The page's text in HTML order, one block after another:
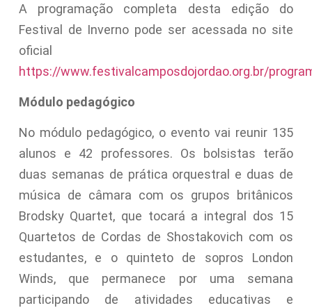
A programação completa desta edição do
Festival de Inverno pode ser acessada no site
oficial
https://www.festivalcamposdojordao.org.br/
Módulo pedagógico
No módulo pedagógico, o evento vai reunir 135
alunos e 42 professores. Os bolsistas terão
duas semanas de prática orquestral e duas de
música de câmara com os grupos britânicos
Brodsky Quartet, que tocará a integral dos 15
Quartetos de Cordas de Shostakovich com os
estudantes, e o quinteto de sopros London
Winds, que permanece por uma semana
participando de atividades educativas e